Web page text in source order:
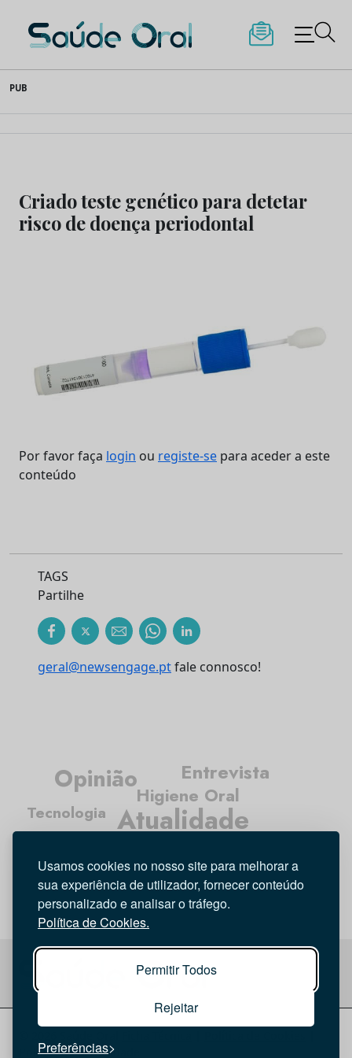
Usamos cookies no nosso site para melhorar a
sua experiência de utilizador, fornecer conteúdo
personalizado e analisar o tráfego.
Política de Cookies.
Permitir Todos
Rejeitar
Preferências
to
content
Saúde Oral
PUB
Criado teste genético para detetar
risco de doença periodontal
Por favor faça login ou registe-se para aceder a este
conteúdo
TAGS
Partilhe
geral@newsengage.ptfale connosco!
Atualidade
Médicos Dentistas
Higiene Oral
Entrevista
Opinião
Tecnologia
Política de privacidade